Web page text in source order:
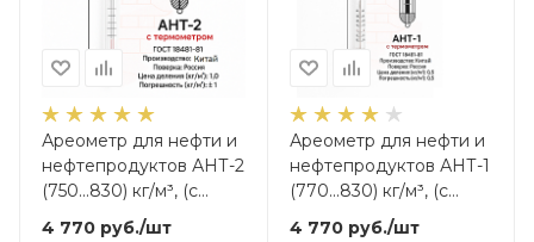
Ареометр для нефти и
нефтепродуктов АНТ-2
(750...830) кг/м³, (с
4 770 руб./шт
Ареометр для нефти и
нефтепродуктов АНТ-1
(770...830) кг/м³, (с
4 770руб./шт